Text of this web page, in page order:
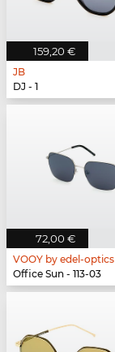
159,20 €
JB
DJ - 1
72,00 €
VOOY by edel-optics
Office Sun - 113-03